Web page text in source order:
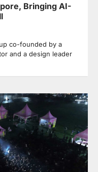
Bringing AI-
co-founded by a
and a design leader